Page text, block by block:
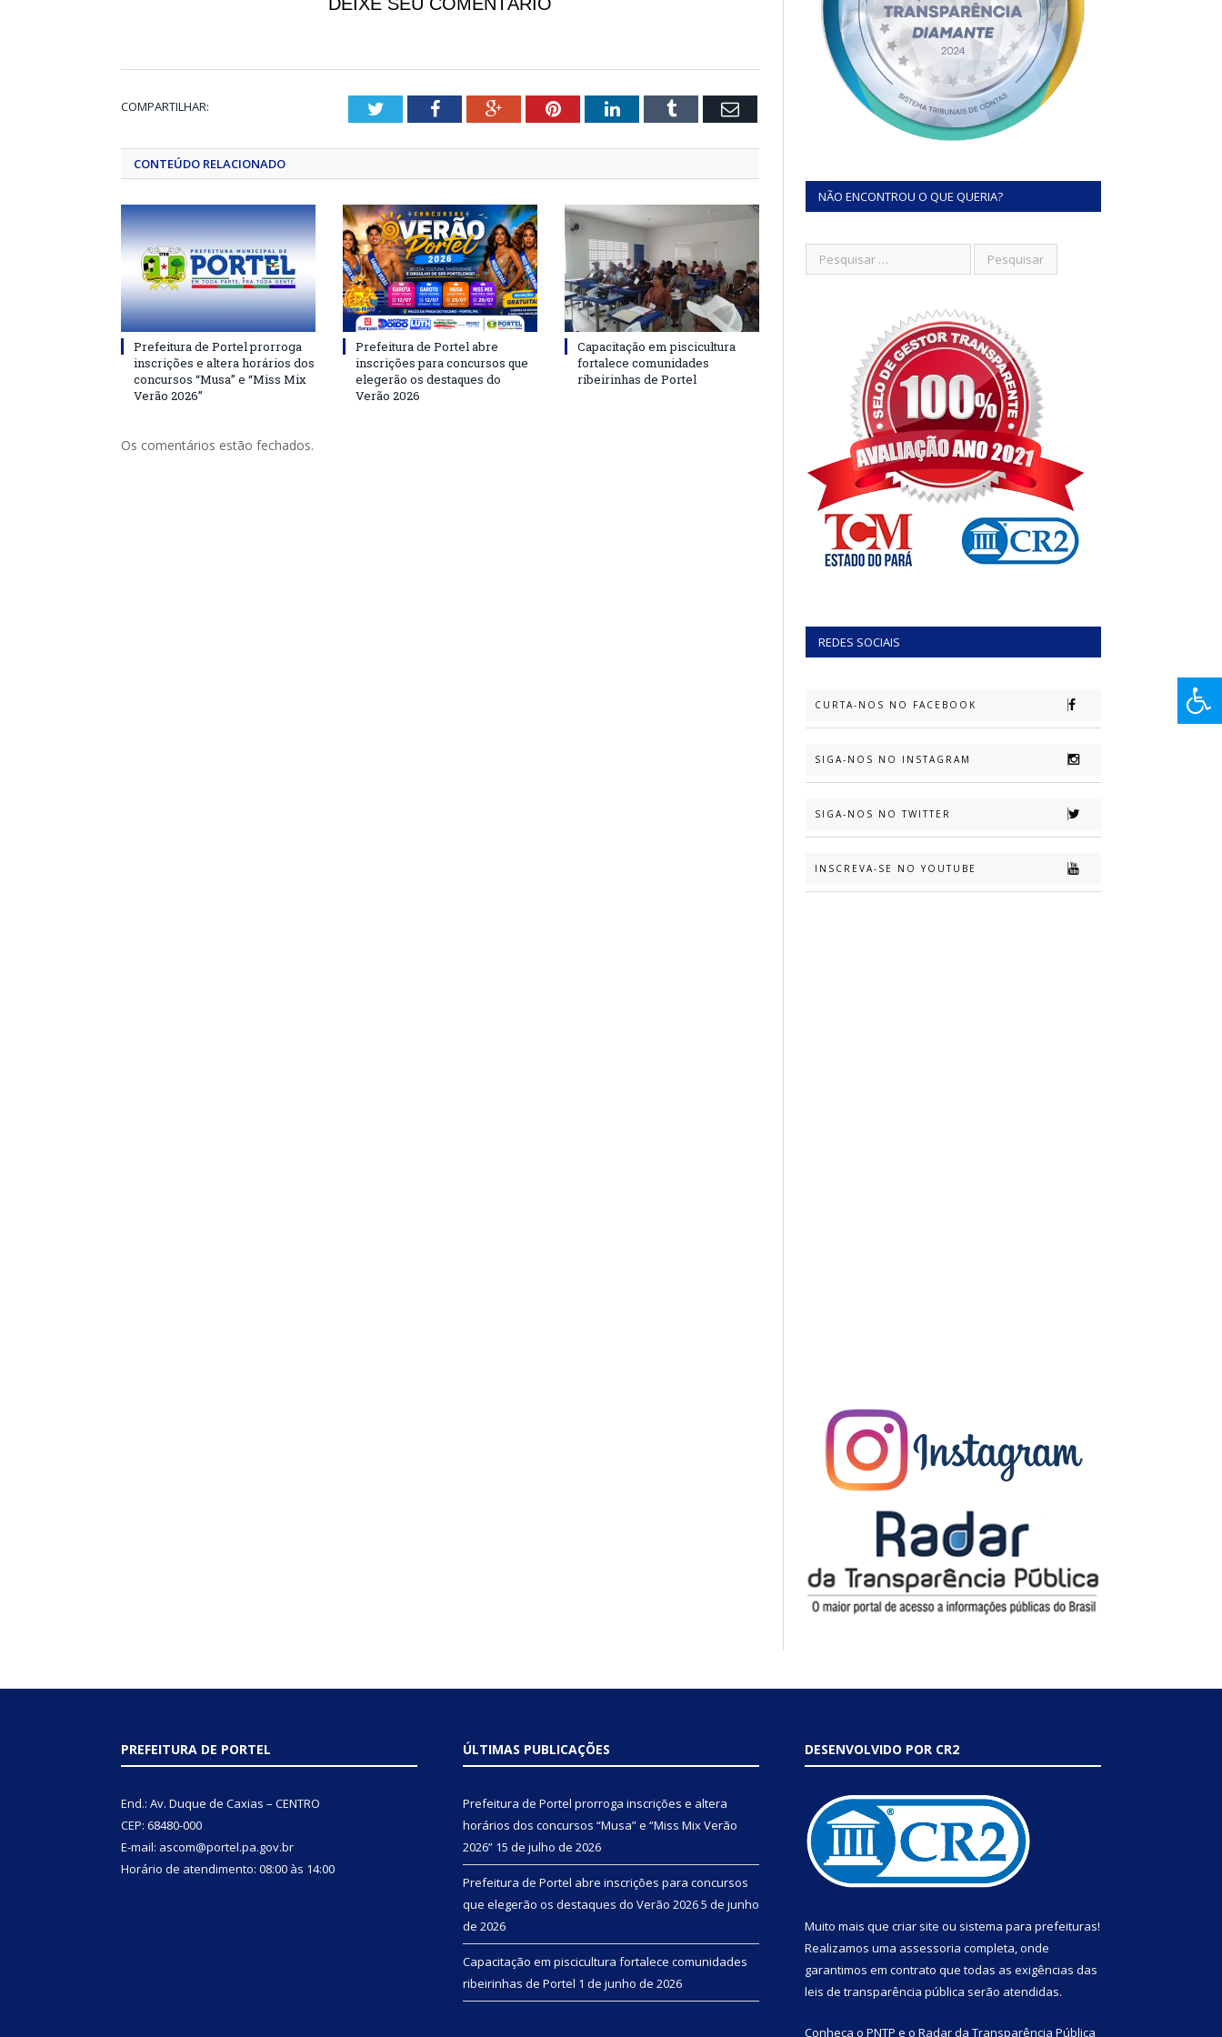
COMPARTILHAR: TwitterFacebookGoogle+PinterestLinkedInTumblr Email
CONTEÚDO RELACIONADO
Prefeitura de Portel prorroga
inscrições e altera horários dos
concursos “Musa” e “Miss Mix
Verão 2026”
Prefeitura de Portel abre
inscrições para concursos que
elegerão os destaques do
Verão 2026
Capacitação em piscicultura
fortalece comunidades
ribeirinhas de Portel
Os comentários estão fechados.
NÃO ENCONTROU O QUE QUERIA?
REDES SOCIAIS
CURTA-NOS NO FACEBOOK
SIGA-NOS NO INSTAGRAM
SIGA-NOS NO TWITTER
INSCREVA-SE NO YOUTUBE
PREFEITURA DE PORTEL
End.: Av. Duque de Caxias – CENTRO
CEP: 68480-000
E-mail: ascom@portel.pa.gov.br
Horário de atendimento: 08:00 às 14:00
ÚLTIMAS PUBLICAÇÕES
Prefeitura de Portel prorroga inscrições e altera
horários dos concursos “Musa” e “Miss Mix Verão
2026” 15 de julho de 2026
Prefeitura de Portel abre inscrições para concursos
que elegerão os destaques do Verão 20265 de junho
de 2026
Capacitação em piscicultura fortalece comunidades
ribeirinhas de Portel 1 de junho de 2026
DESENVOLVIDO POR CR2
Muito mais que criar site ou sistema para prefeituras!
Realizamos uma assessoria completa, onde
garantimos em contrato que todas as exigências das
leis de transparência pública serão atendidas.
Conheça o PNTP e o Radar da Transparência Pública